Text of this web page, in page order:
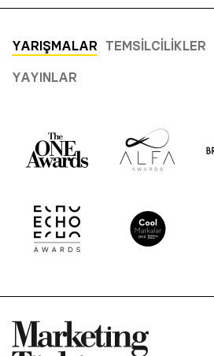
YARIŞMALAR TEMSILCILIKLER
YAYINLAR